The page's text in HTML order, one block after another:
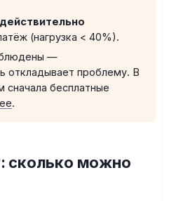
действительно
(нагрузка < 40%).
—
откладывает проблему. В
сначала бесплатные
.
сколько можно